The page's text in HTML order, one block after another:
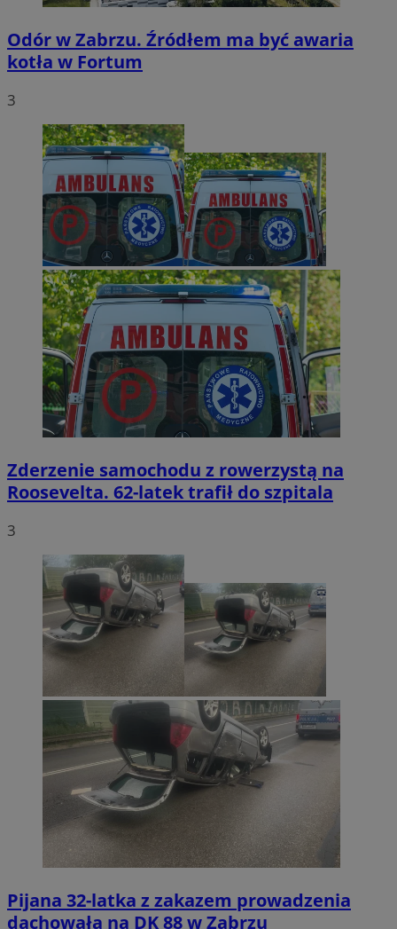
Odór w Zabrzu. Źródłem ma być awaria
kotła w Fortum
3
Zderzenie samochodu z rowerzystą na
Roosevelta. 62-latek trafił do szpitala
3
Pijana 32-latka z zakazem prowadzenia
dachowała na DK 88 w Zabrzu